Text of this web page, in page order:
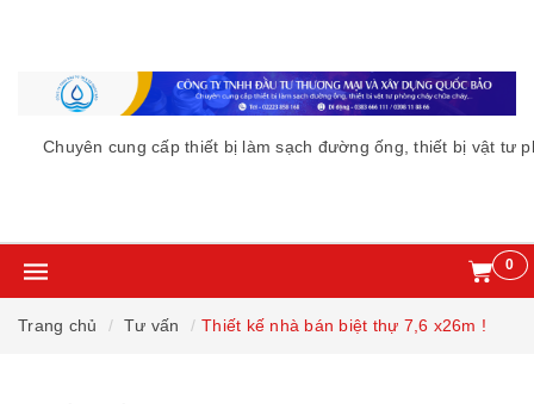
cung cấp thiết bị làm sạch đường ống, thiết bị vật tư phòng
0
Trang chủ Tư vấn Thiết kế nhà bán biệt thự 7,6 x26m !